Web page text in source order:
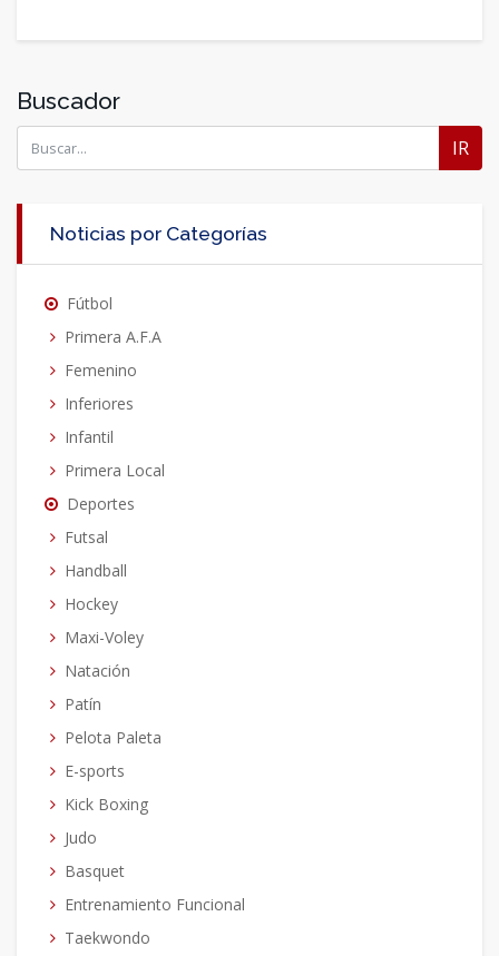
Buscador
IR
Noticias por Categorías
Fútbol
Primera A.F.A
Femenino
Inferiores
Infantil
Primera Local
Deportes
Futsal
Handball
Hockey
Maxi-Voley
Natación
Patín
Pelota Paleta
E-sports
Kick Boxing
Judo
Basquet
Entrenamiento Funcional
Taekwondo